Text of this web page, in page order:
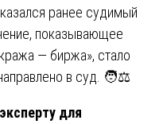
ранее судимый
показывающее
— биржа», стало
в суд. 🧑⚖️
для